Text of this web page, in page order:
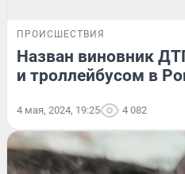
ПРОИСШЕСТВИЯ
Назван виновник
и троллейбусом в
4 мая, 2024, 19:25 4 082